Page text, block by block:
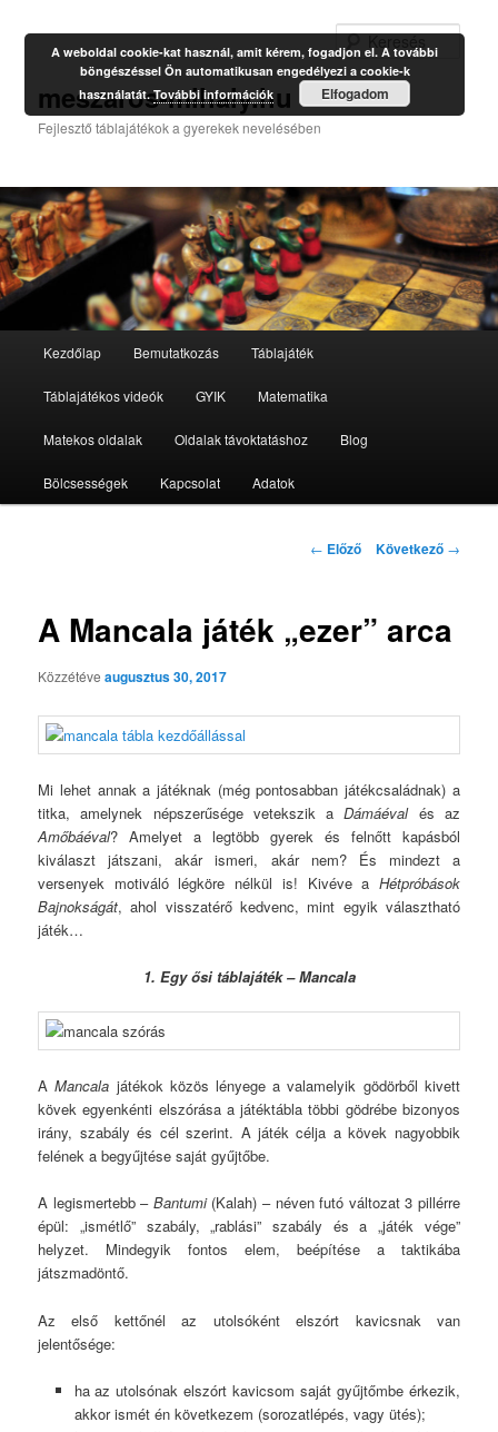
meszaros-mihaly.hu
Fejlesztő táblajátékok a gyerekek nevelésében
Tovább
az
elsődleges
tartalomra
Kezdőlap Bemutatkozás Táblajáték
Táblajátékos videók GYIK Matematika
Matekos oldalak Oldalak távoktatáshoz Blog
Bölcsességek Kapcsolat Adatok
Bejegyzés
← Előző Következő →
A Mancala játék „ezer” arca
Közzétéveaugusztus 30, 2017
Mi lehet annak a játéknak (még pontosabban játékcsaládnak) a
titka, amelynek népszerűsége vetekszik aDámáévalés az
Amőbáéval? Amelyet a legtöbb gyerek és felnőtt kapásból
kiválaszt játszani, akár ismeri, akár nem? És mindezt a
versenyek motiváló légköre nélkül is! Kivéve a Hétpróbások
Bajnokságát, ahol visszatérő kedvenc, mint egyik választható
játék…
1. Egy ősi táblajáték – Mancala
AMancala játékok közös lényege a valamelyik gödörből kivett
kövek egyenkénti elszórása a játéktábla többi gödrébe bizonyos
irány, szabály és cél szerint. A játék célja a kövek nagyobbik
felének a begyűjtése saját gyűjtőbe.
A legismertebb – Bantumi(Kalah) – néven futó változat 3 pillérre
épül: „ismétlő” szabály, „rablási” szabály és a „játék vége”
helyzet. Mindegyik fontos elem, beépítése a taktikába
játszmadöntő.
Az első kettőnél az utolsóként elszórt kavicsnak van
jelentősége:
ha az utolsónak elszórt kavicsom saját gyűjtőmbe érkezik,
akkor ismét én következem (sorozatlépés, vagy ütés);
A weboldal cookie-kat használ, amit kérem, fogadjon el. A további
böngészéssel Ön automatikusan engedélyezi a cookie-k
használatát.További információk Elfogadom